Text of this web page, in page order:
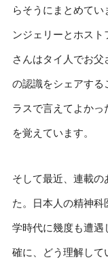
らそうにまとめて
ンジェリーとホス
さんはタイ人でお
の認識をシェアする
ラスで言えてよか
を覚えています。
そして最近、連載の
た。日本人の精神
学時代に幾度も遭遇
確に、どう理解して